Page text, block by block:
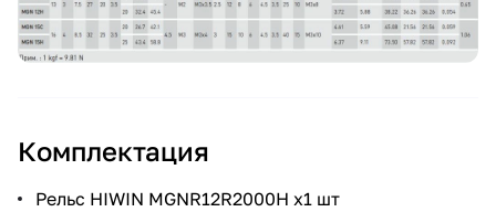
Комплектация
Рельс HIWIN MGNR12R2000H x1 шт